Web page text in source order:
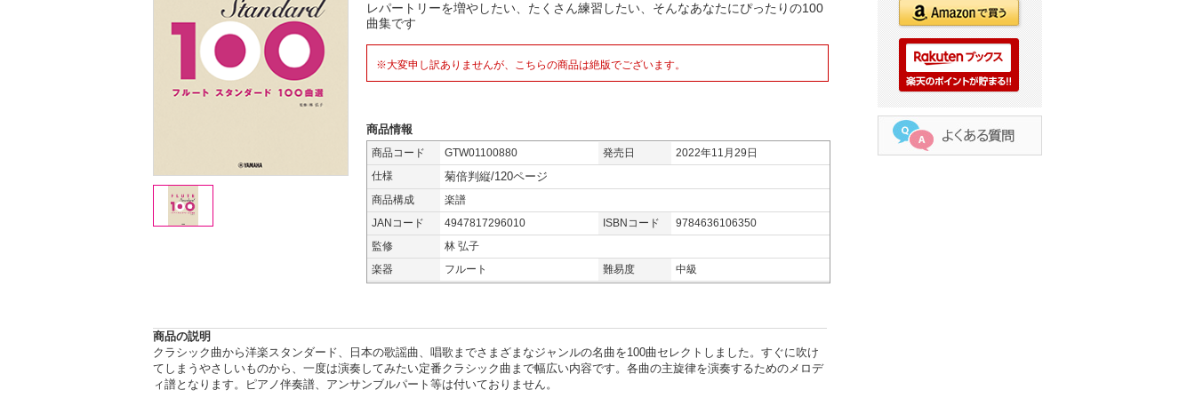
レパートリーを増やしたい、たくさん練習したい、そんなあなたにぴったりの100
曲集です
※大変申し訳ありませんが、こちらの商品は絶版でございます。
商品情報
商品コード GTW01100880 発売日
2022年11月29日
仕様
菊倍判縦/120ページ
商品構成
楽譜
JANコード
4947817296010 ISBNコード
9784636106350
監修
林 弘子
楽器
フルート 難易度 中級
商品の説明
クラシック曲から洋楽スタンダード、日本の歌謡曲、唱歌までさまざまなジャンルの名曲を100曲セレクトしました。すぐに吹け
てしまうやさしいものから、一度は演奏してみたい定番クラシック曲まで幅広い内容です。各曲の主旋律を演奏するためのメロデ
ィ譜となります。ピアノ伴奏譜、アンサンブルパート等は付いておりません。